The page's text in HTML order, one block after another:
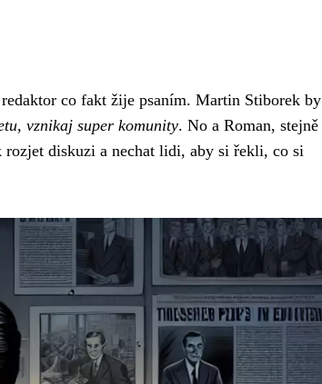
co fakt žije psaním. Martin Stiborek by
vznikaj super komunity. No a Roman, stejně
diskuzi a nechat lidi, aby si řekli, co si